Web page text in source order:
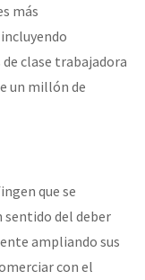
más
clase trabajadora
un millón de
que se
del deber
ampliando sus
con el